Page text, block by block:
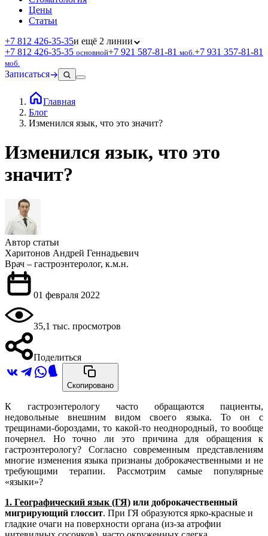
Цены
Статьи
+7 812 426‑35‑35и ещё 2 линии
+7 812 426‑35‑35 основной+7 921 587‑81‑81 моб. +7 931 357‑81‑81
моб.
Записаться
Главная
Блог
Изменился язык, что это значит?
Изменился язык, что это
значит?
Автор статьи
Харитонов Андрей Геннадьевич
Врач – гастроэнтеролог, к.м.н.
01 февраля 2022
35,1 тыс. просмотров
Поделиться
Скопировано
К гастроэнтерологу часто обращаются пациенты,
недовольные внешним видом своего языка. То он с
трещинами-бороздами, то какой-то неоднородный, то вообще
почернел. Но точно ли это причина для обращения к
гастроэнтерологу? Согласно современным представлениям
многие изменения языка признаны доброкачественными и не
требующими терапии. Рассмотрим самые популярные
«языки»?
1. Географический язык (ГЯ) или доброкачественный
мигрирующий глоссит. При ГЯ образуются ярко-красные и
гладкие очаги на поверхности органа (из-за атрофии